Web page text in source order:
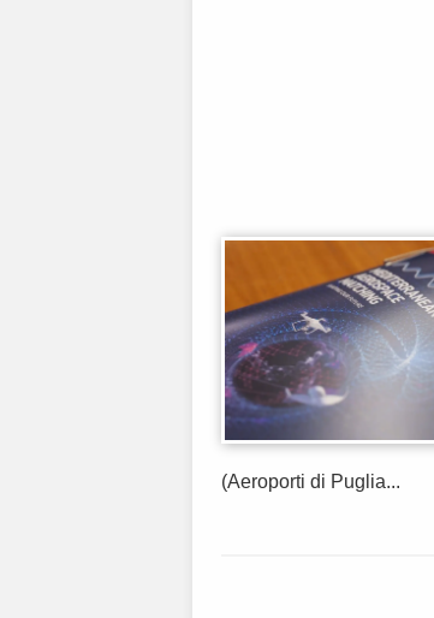
(Aeroporti di Puglia...